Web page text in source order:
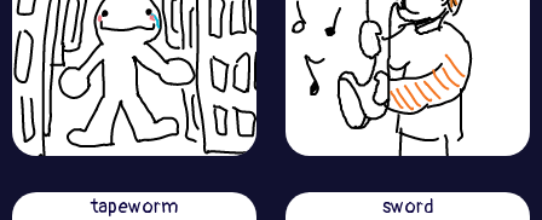
tapeworm sword